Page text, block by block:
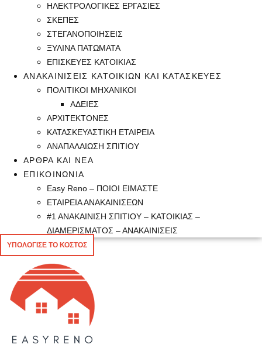
ΗΛΕΚΤΡΟΛΟΓΙΚΕΣ ΕΡΓΑΣΙΕΣ
ΣΚΕΠΕΣ
ΣΤΕΓΑΝΟΠΟΙΗΣΕΙΣ
ΞΥΛΙΝΑ ΠΑΤΩΜΑΤΑ
ΕΠΙΣΚΕΥΕΣ ΚΑΤΟΙΚΙΑΣ
ΑΝΑΚΑΙΝΙΣΕΙΣ ΚΑΤΟΙΚΙΩΝ ΚΑΙ ΚΑΤΑΣΚΕΥΕΣ
ΠΟΛΙΤΙΚΟΙ ΜΗΧΑΝΙΚΟΙ
ΑΔΕΙΕΣ
ΑΡΧΙΤΕΚΤΟΝΕΣ
ΚΑΤΑΣΚΕΥΑΣΤΙΚΗ ΕΤΑΙΡΕΙΑ
ΑΝΑΠΑΛΑΙΩΣΗ ΣΠΙΤΙΟΥ
ΑΡΘΡΑ ΚΑΙ ΝΕΑ
ΕΠΙΚΟΙΝΩΝΙΑ
Easy Reno – ΠΟΙΟΙ ΕΙΜΑΣΤΕ
ΕΤΑΙΡΕΙΑ ΑΝΑΚΑΙΝΙΣΕΩΝ
#1 ΑΝΑΚΑΙΝΙΣΗ ΣΠΙΤΙΟΥ – ΚΑΤΟΙΚΙΑΣ –
ΔΙΑΜΕΡΙΣΜΑΤΟΣ – ΑΝΑΚΑΙΝΙΣΕΙΣ
ΥΠΟΛΟΓΙΣΕ ΤΟ ΚΟΣΤΟΣ